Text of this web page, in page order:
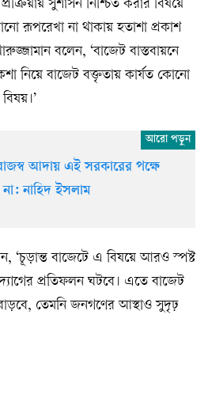
সুশাসন নিশ্চিত করার বিষয়ে
রূপরেখা না থাকায় হতাশা প্রকাশ
বলেন, ‘বাজেট বাস্তবায়নে
নিয়ে বাজেট বক্তৃতায় কার্যত কোনো
আদায় এই সরকারের পক্ষে
নাহিদ ইসলাম
‘চূড়ান্ত বাজেটে এ বিষয়ে আরও স্পষ্ট
প্রতিফলন ঘটবে। এতে বাজেট
বাড়বে, তেমনি জনগণের আস্থাও সুদৃঢ়